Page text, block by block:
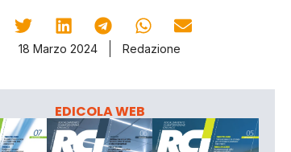
18 Marzo 2024
Redazione
EDICOLA WEB